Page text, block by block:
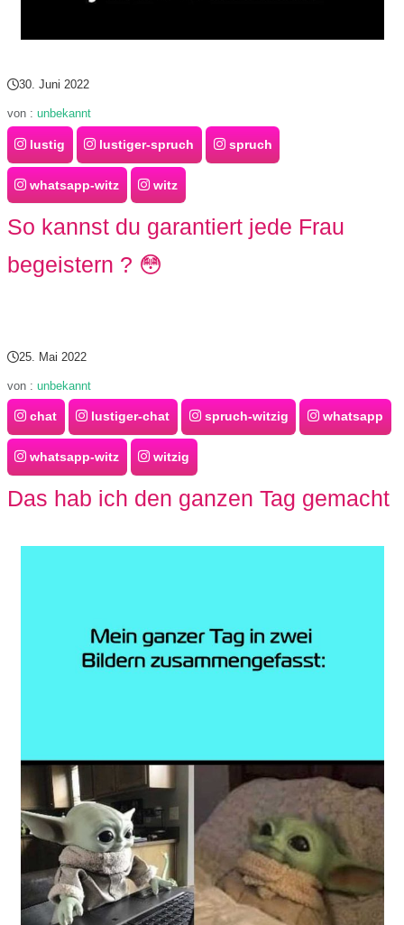
30. Juni 2022
von : unbekannt
lustig lustiger-spruch spruch
whatsapp-witz witz
So kannst du garantiert jede Frau
begeistern ? 😳
25. Mai 2022
von : unbekannt
chat lustiger-chat spruch-witzig whatsapp
whatsapp-witz witzig
Das hab ich den ganzen Tag gemacht